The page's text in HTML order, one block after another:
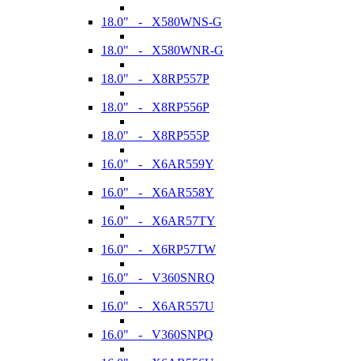
18.0" - X580WNS-G
18.0" - X580WNR-G
18.0" - X8RP557P
18.0" - X8RP556P
18.0" - X8RP555P
16.0" - X6AR559Y
16.0" - X6AR558Y
16.0" - X6AR57TY
16.0" - X6RP57TW
16.0" - V360SNRQ
16.0" - X6AR557U
16.0" - V360SNPQ